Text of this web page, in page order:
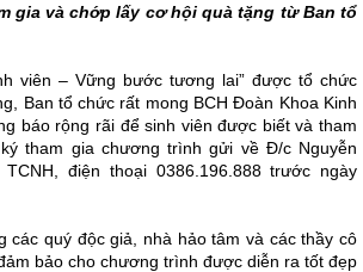
gia và chớp lấy cơ hội quà tặng từ Ban tổ
viên – Vững bước tương lai” được tổ chức
Ban tổ chức rất mong BCH Đoàn Khoa Kinh
báo rộng rãi để sinh viên được biết và tham
tham gia chương trình gửi về Đ/c Nguyễn
điện thoại 0386.196.888 trước ngày
các quý độc giả, nhà hảo tâm và các thầy cô
bảo cho chương trình được diễn ra tốt đẹp